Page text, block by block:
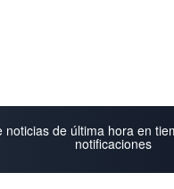
noticias de última hora en
notificaciones